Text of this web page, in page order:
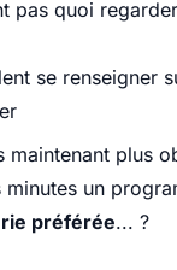
pas quoi
se renseigner
plus
un
préférée... ?